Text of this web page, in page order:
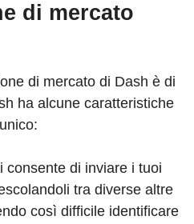
di mercato
di mercato di Dash è di
ha alcune caratteristiche
consente di inviare i tuoi
tra diverse altre
così difficile identificare